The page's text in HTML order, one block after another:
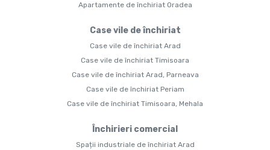
Apartamente de închiriat Oradea
Case vile de închiriat
Case vile de închiriat Arad
Case vile de închiriat Timisoara
Case vile de închiriat Arad, Parneava
Case vile de închiriat Periam
Case vile de închiriat Timisoara, Mehala
Închirieri comercial
Spații industriale de închiriat Arad